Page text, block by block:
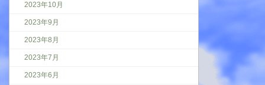
2023年10月
2023年9月
2023年8月
2023年7月
2023年6月